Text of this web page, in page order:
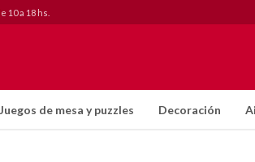
Juegos de mesa y puzzles Decoración
10 a 18 hs.